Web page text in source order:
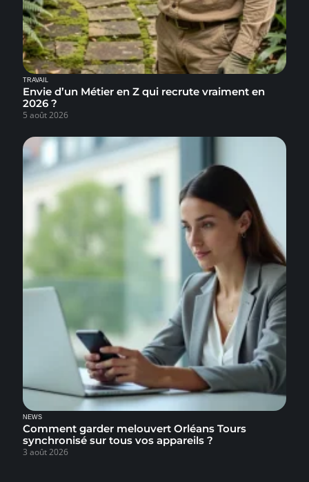
TRAVAIL
Envie d’un Métier en Z qui recrute vraiment en
2026 ?
5 août 2026
NEWS
Comment garder melouvert Orléans Tours
synchronisé sur tous vos appareils ?
3 août 2026